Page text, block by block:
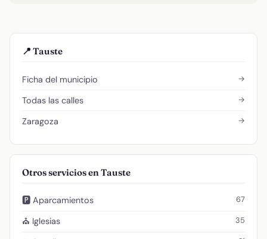
📍 Tauste
Ficha del municipio →
Todas las calles →
Zaragoza →
Otros servicios en Tauste
🅿️ Aparcamientos 67
⛪ Iglesias 35